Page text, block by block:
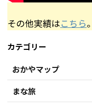
その他実績はこちら。
カテゴリー
おかやマップ
まな旅